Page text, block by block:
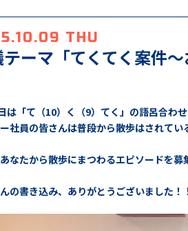
THU
ーマ「てくてく案件〜
は「て（10）く（9）てく」の語呂合わせ
社員の皆さんは普段から散歩はされてい
なたから散歩にまつわるエピソードを募
の書き込み、ありがとうございました！